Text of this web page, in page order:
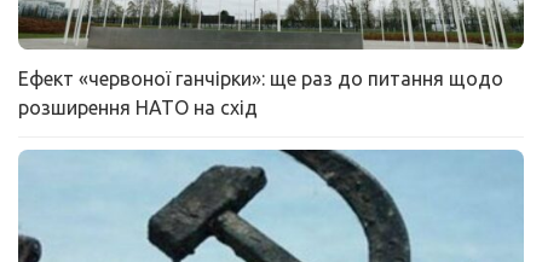
Ефект «червоної ганчірки»: ще раз до питання щодо
розширення НАТО на схід